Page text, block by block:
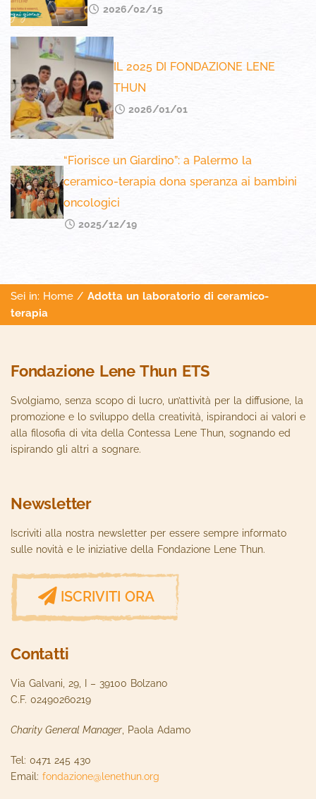
2026/02/15
IL 2025 DI FONDAZIONE LENE
THUN
2026/01/01
“Fiorisce un Giardino”: a Palermo la
ceramico-terapia dona speranza ai bambini
oncologici
2025/12/19
Sei in: Home / Adotta un laboratorio di ceramico-
terapia
Fondazione Lene Thun ETS
Svolgiamo, senza scopo di lucro, un’attività per la diffusione, la
promozione e lo sviluppo della creatività, ispirandoci ai valori e
alla filosofia di vita della Contessa Lene Thun, sognando ed
ispirando gli altri a sognare.
Newsletter
Iscriviti alla nostra newsletter per essere sempre informato
sulle novità e le iniziative della Fondazione Lene Thun.
ISCRIVITI ORA
Contatti
Via Galvani, 29, I – 39100 Bolzano
C.F. 02490260219
Charity General Manager , Paola Adamo
Tel: 0471 245 430
Email: fondazione@lenethun.org